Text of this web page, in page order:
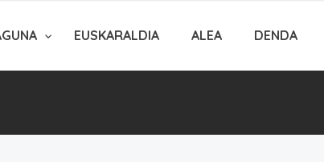
EUSKARALDIA ALEA DENDA